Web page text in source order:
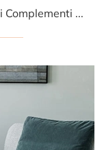
Desideri completare i tuoi locali con i Complementi Cattelan Italia? Ecco qui molteplici modelli di tavolini in ceramica come Matera.